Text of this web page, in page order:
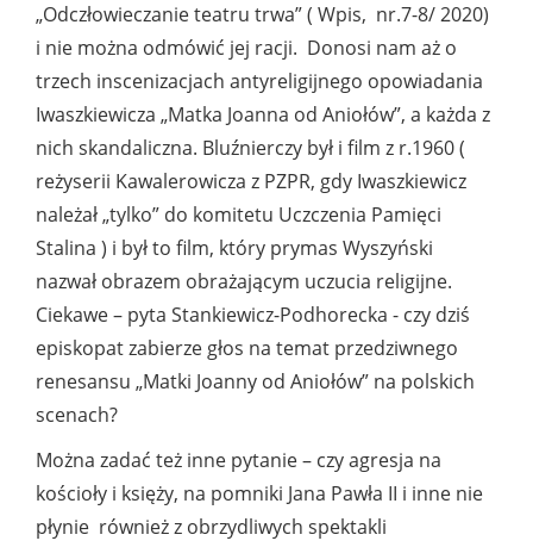
„Odczłowieczanie teatru trwa” ( Wpis, nr.7-8/ 2020)
i nie można odmówić jej racji. Donosi nam aż o
trzech inscenizacjach antyreligijnego opowiadania
Iwaszkiewicza „Matka Joanna od Aniołów”, a każda z
nich skandaliczna. Bluźnierczy był i film z r.1960 (
reżyserii Kawalerowicza z PZPR, gdy Iwaszkiewicz
należał „tylko” do komitetu Uczczenia Pamięci
Stalina ) i był to film, który prymas Wyszyński
nazwał obrazem obrażającym uczucia religijne.
Ciekawe – pyta Stankiewicz-Podhorecka - czy dziś
episkopat zabierze głos na temat przedziwnego
renesansu „Matki Joanny od Aniołów” na polskich
scenach?
Można zadać też inne pytanie – czy agresja na
kościoły i księży, na pomniki Jana Pawła II i inne nie
płynie również z obrzydliwych spektakli